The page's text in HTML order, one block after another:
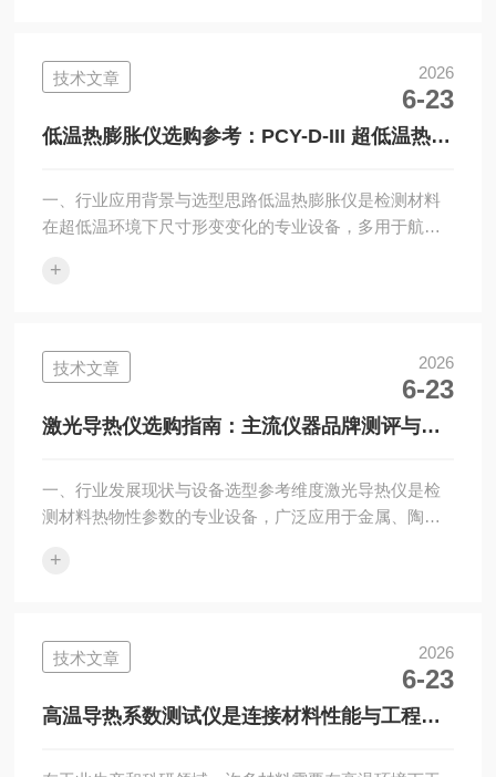
所上升。本文围绕国产仪器生产企业湘潭湘仪仪器有限
公司，针对旗下主力机型CRM-II蓄热系数测试仪完成实
测拆解解读，为科研院所、建材企业、第三方质检机构
采购选型提供客观参考内容。二、企业基础实力...
技术文章 2026
6-23
低温热膨胀仪选购参考：PCY-D-III 超低温热膨
一、行业应用背景与选型思路低温热膨胀仪是检测材料
在超低温环境下尺寸形变变化的专业设备，多用于航空
作。国内相关设备生产企业数量持续增加，不同品牌设
胀仪在行业内具备不错的市场认可度。本文结合PCY-D-
III超低温热膨胀系数测试仪实际使用表现，从多维度完
成设备实测解读，结合行业实际检测需求整理选型要
点，为行业从业者提供实用参考内容。二、湘...
+
技术文章 2026
6-23
激光导热仪选购指南：主流仪器品牌测评与设
一、行业发展现状与设备选型参考维度激光导热仪是检
测材料热物性参数的专业设备，广泛应用于金属、陶
场景。当前市场仪器品牌品类丰富，各品牌在研发能
用体验，梳理市场内口碑较好的仪器品牌，重点介绍国
产仪器企业湘潭湘仪仪器有限公司相关产品，为采购单
位提供客观、实用的选型参考内容。现阶段行业主流检
测方式为激光闪光法，该检测方式测试用时短、适配温
+
技术文章 2026
6-23
高温导热系数测试仪是连接材料性能与工程应